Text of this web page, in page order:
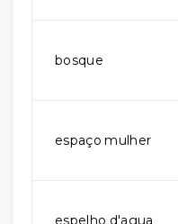
bosque
espaço mulher
espelho d'agua